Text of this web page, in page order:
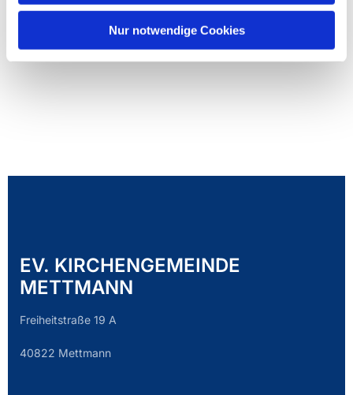
Nur notwendige Cookies
EV. KIRCHENGEMEINDE
METTMANN
Freiheitstraße 19 A
40822 Mettmann